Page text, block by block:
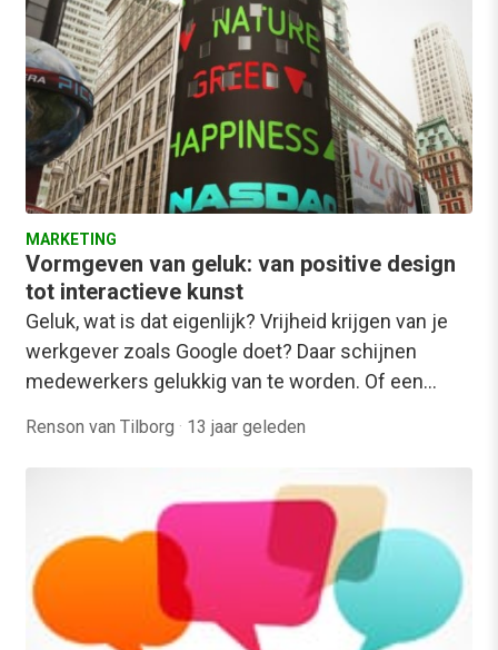
MARKETING
Vormgeven van geluk: van positive design
tot interactieve kunst
Geluk, wat is dat eigenlijk? Vrijheid krijgen van je
werkgever zoals Google doet? Daar schijnen
medewerkers gelukkig van te worden. Of een…
Renson van Tilborg · 13 jaar geleden